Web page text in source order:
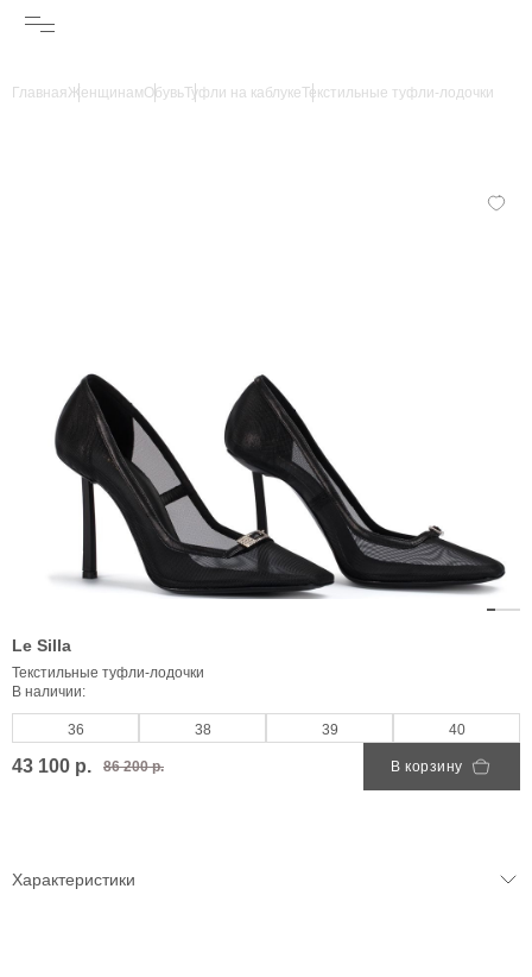
ГлавнаяЖенщинамОбувьТуфли на каблукеТекстильные туфли-лодочки
Le Silla
Текстильные туфли-лодочки
В наличии:
36 38 39 40
43 100 р. 86 200 р. В корзину
Характеристики